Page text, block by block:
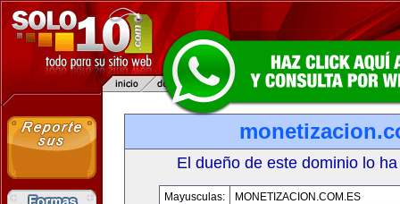
El dueño de este dominio lo
Mayusculas:
MONETIZACION.COM.ES